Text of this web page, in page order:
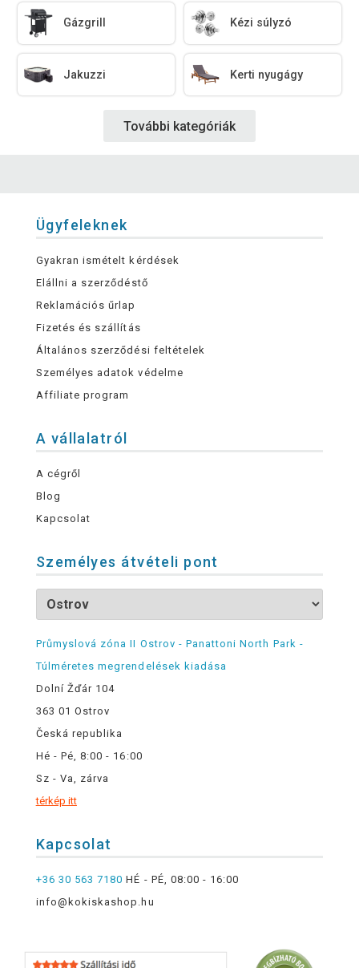
Gázgrill Kézi súlyzó
Jakuzzi Kerti nyugágy
További kategóriák
Ügyfeleknek
Gyakran ismételt kérdések
Elállni a szerződéstő
Reklamációs űrlap
Fizetés és szállítás
Általános szerződési feltételek
Személyes adatok védelme
Affiliate program
A vállalatról
A cégről
Blog
Kapcsolat
Személyes átvételi pont
Průmyslová zóna II Ostrov - Panattoni North Park -
Túlméretes megrendelések kiadása
Dolní Žďár 104
363 01 Ostrov
Česká republika
Hé - Pé, 8:00 - 16:00
Sz - Va, zárva
térkép itt
Kapcsolat
+36 30 563 7180 HÉ - PÉ, 08:00 - 16:00
info@kokiskashop.hu